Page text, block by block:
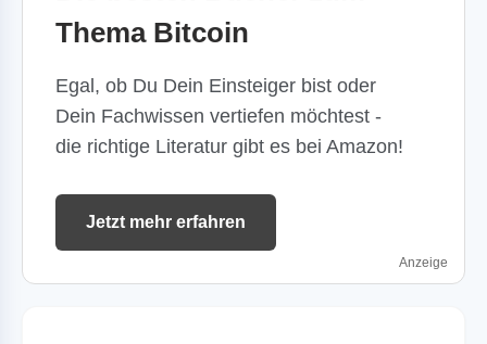
Thema Bitcoin
Egal, ob Du Dein Einsteiger bist oder
Dein Fachwissen vertiefen möchtest -
die richtige Literatur gibt es bei Amazon!
Jetzt mehr erfahren
Anzeige